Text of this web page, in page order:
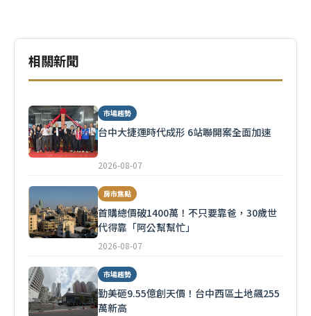
相關新聞
市場趨勢
台中大捷運時代成形 6站聯開案全面加速
2026-08-07
房市焦點
首購總價破1400萬！不只要靠爸，30歲世
代得靠「阿公幫幫忙」
2026-08-07
市場趨勢
勤美砸9.55億創天價！台中西區土地飆255
萬新高